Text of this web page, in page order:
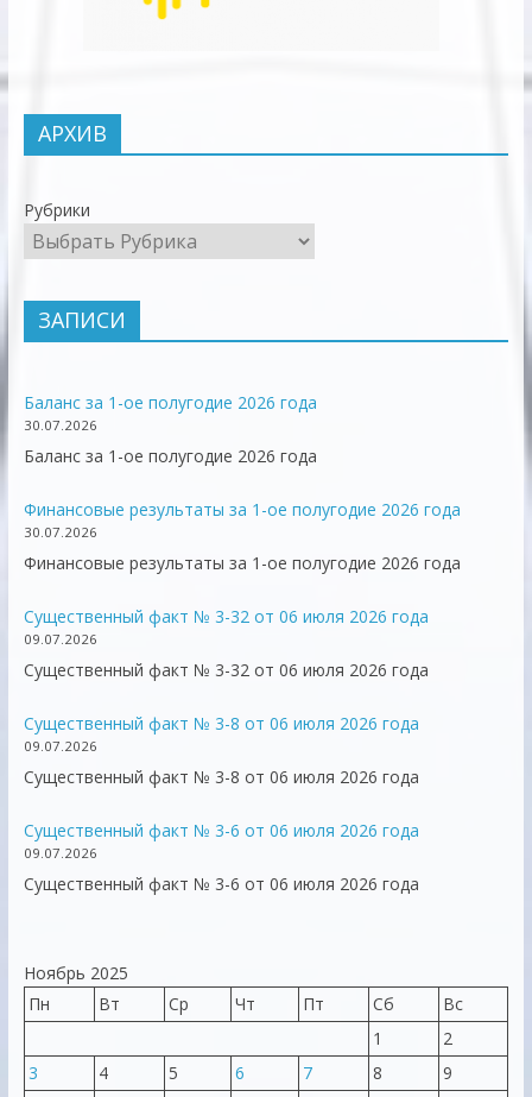
АРХИВ
Рубрики
ЗАПИСИ
Баланс за 1-ое полугодие 2026 года
30.07.2026
Баланс за 1-ое полугодие 2026 года
Финансовые результаты за 1-ое полугодие 2026 года
30.07.2026
Финансовые результаты за 1-ое полугодие 2026 года
Существенный факт № 3-32 от 06 июля 2026 года
09.07.2026
Существенный факт № 3-32 от 06 июля 2026 года
Существенный факт № 3-8 от 06 июля 2026 года
09.07.2026
Существенный факт № 3-8 от 06 июля 2026 года
Существенный факт № 3-6 от 06 июля 2026 года
09.07.2026
Существенный факт № 3-6 от 06 июля 2026 года
Ноябрь 2025
Пн
Вт Ср Чт Пт Сб
Вс
1
2
3
4 5 6 7 8
9